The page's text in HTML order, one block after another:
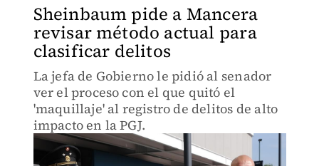
Sheinbaum pide a Mancera
revisar método actual para
clasificar delitos
La jefa de Gobierno le pidió al senador
ver el proceso con el que quitó el
'maquillaje' al registro de delitos de alto
impacto en la PGJ.